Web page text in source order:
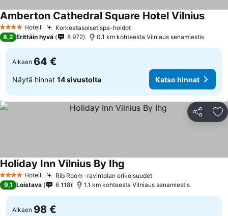
4 Tähtiluokitus
Hotelli Korkeatasoiset spa-hoidotKatso hinnat
Amberton Cathedral Square Hotel Vilnius
8,2 Erittäin hyvä 8 972 0.1 km kohteesta Vilniaus senamiestis
Alkaen 64 €
Näytä hinnat 14 sivustolta Katso hinnat
Jaa
4 Tähtiluokitus
Hotelli Rib Room -ravintolan erikoisuudetKatso hinnat
Holiday Inn Vilnius By Ihg
9,1 Loistava 6 118 1.1 km kohteesta Vilniaus senamiestis
Alkaen 98 €